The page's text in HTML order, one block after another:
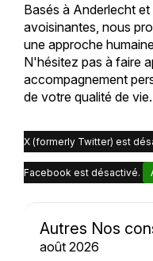
Basés à Anderlecht
avoisinantes, nous
une approche
N'hésitez pas à faire
accompagnement
de votre qualité de vie.
X (formerly Twitter) est
Facebook est désactivé.
Autres Nos
août 2026